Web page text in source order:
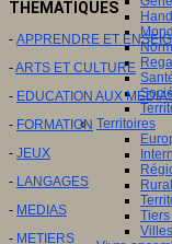
Territoires
Villes
THEMATIQUES
- APPRENDRE ET
-ARTS ET CULTURE
- EDUCATION AUX
- FORMATION
- JEUX
- LANGAGES
- MEDIAS
- METIERS